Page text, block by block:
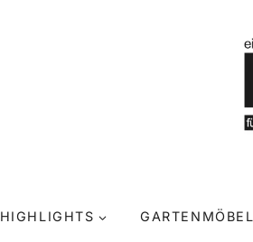
HIGHLIGHTS GARTENMÖBEL